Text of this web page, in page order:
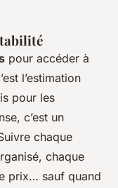
pour accéder à
l’estimation
pour les
c’est un
chaque
chaque
prix… sauf quand